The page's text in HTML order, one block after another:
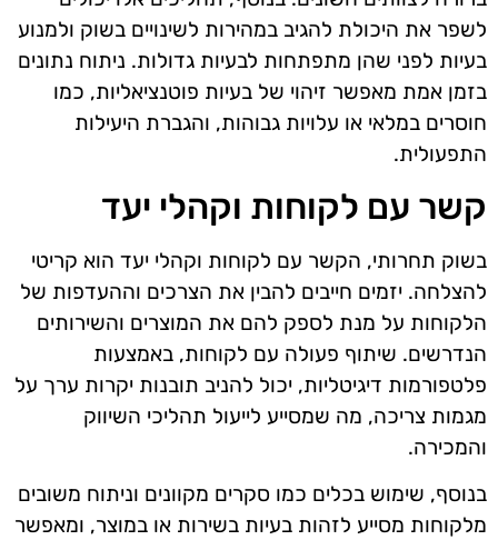
לשפר את היכולת להגיב במהירות לשינויים בשוק ולמנוע
בעיות לפני שהן מתפתחות לבעיות גדולות. ניתוח נתונים
בזמן אמת מאפשר זיהוי של בעיות פוטנציאליות, כמו
חוסרים במלאי או עלויות גבוהות, והגברת היעילות
התפעולית.
קשר עם לקוחות וקהלי יעד
בשוק תחרותי, הקשר עם לקוחות וקהלי יעד הוא קריטי
להצלחה. יזמים חייבים להבין את הצרכים וההעדפות של
הלקוחות על מנת לספק להם את המוצרים והשירותים
הנדרשים. שיתוף פעולה עם לקוחות, באמצעות
פלטפורמות דיגיטליות, יכול להניב תובנות יקרות ערך על
מגמות צריכה, מה שמסייע לייעול תהליכי השיווק
והמכירה.
בנוסף, שימוש בכלים כמו סקרים מקוונים וניתוח משובים
מלקוחות מסייע לזהות בעיות בשירות או במוצר, ומאפשר